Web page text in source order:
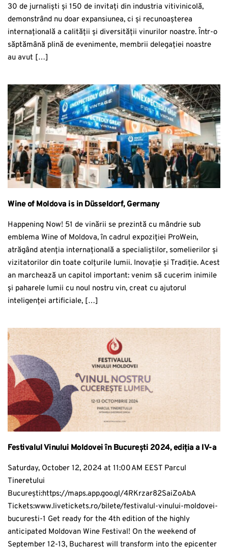
30 de jurnaliști și 150 de invitați din industria vitivinicolă,
demonstrând nu doar expansiunea, ci și recunoașterea
internațională a calității și diversității vinurilor noastre. Într-o
săptămână plină de evenimente, membrii delegației noastre
au avut […]
Wine of Moldova is in Düsseldorf, Germany
Happening Now! 51 de vinării se prezintă cu mândrie sub
emblema Wine of Moldova, în cadrul expoziției ProWein,
atrăgând atenția internațională a specialiștilor, somelierilor și
vizitatorilor din toate colțurile lumii. Inovație și Tradiție. Acest
an marchează un capitol important: venim să cucerim inimile
și paharele lumii cu noul nostru vin, creat cu ajutorul
inteligenței artificiale, […]
Festivalul Vinului Moldovei în București 2024, ediția a IV-a
Saturday, October 12, 2024 at 11:00 AM EEST Parcul
Tineretului
București:https://maps.app.goo.gl/4RKrzar82SaiZoAbA
Tickets:www.livetickets.ro/bilete/festivalul-vinului-moldovei-
bucuresti-1 Get ready for the 4th edition of the highly
anticipated Moldovan Wine Festival! On the weekend of
September 12-13, Bucharest will transform into the epicenter